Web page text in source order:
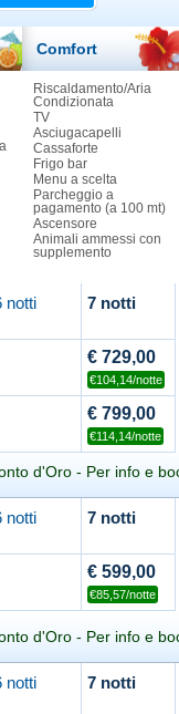
Comfort
Riscaldamento/Aria
Condizionata
TV
Asciugacapelli
Cassaforte
Frigo bar
Menu a scelta
Parcheggio a
pagamento (a 100 mt)
Ascensore
Animali ammessi con
supplemento
notti 7 notti
€ 729,00
€104,14/notte
€ 799,00
€114,14/notte
d'Oro - Per info e
notti 7 notti
€ 599,00
€85,57/notte
d'Oro - Per info e
notti 7 notti